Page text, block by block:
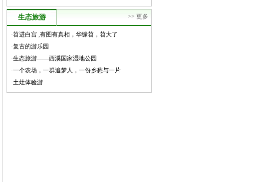
千古莲池秀 中华第一
藕！
生态旅游 >> 更多
·苕进白宫 ,有图有真相，华缘苕，苕大了
·复古的游乐园
·生态旅游——西溪国家湿地公园
·一个农场，一群追梦人，一份乡愁与一片
·土灶体验游